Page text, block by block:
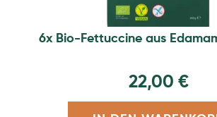
6x Bio-Fettuccine aus
22,00 €